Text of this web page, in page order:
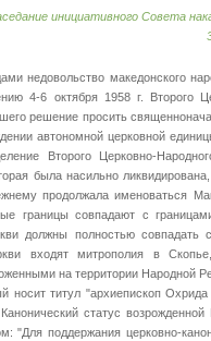
инициативного Совета
недовольство македонского
4-6 октября 1958 г. Второго
решение просить
автономной церковной
Второго Церковно-
была насильно
продолжала именоваться
границы совпадают с
должны полностью совпадать
входят митрополия в
на территории Народной
носит титул "архиепископ
статус
"Для поддержания церковно-